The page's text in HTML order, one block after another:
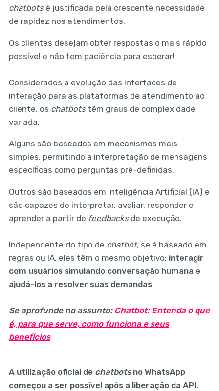
chatbotsé justificada pela crescente necessidade
de rapidez nos atendimentos.
Os clientes desejam obter respostas o mais rápido
possível e não tem paciência para esperar!
Considerados a evolução das interfaces de
interação para as plataformas de atendimento ao
cliente, os chatbotstêm graus de complexidade
variada.
Alguns são baseados em mecanismos mais
simples, permitindo a interpretação de mensagens
específicas como perguntas pré-definidas.
Outros são baseados em Inteligência Artificial (IA) e
são capazes de interpretar, avaliar, responder e
aprender a partir de feedbacksde execução.
Independente do tipo de chatbot, se é baseado em
regras ou IA, eles têm o mesmo objetivo: interagir
com usuários simulando conversação humana e
ajudá-los a resolver suas demandas.
Se aprofunde no assunto: Chatbot: Entenda o que
é, para que serve, como funciona e seus
benefícios
A utilização oficial de chatbotsno WhatsApp
começou a ser possível após a liberação da API.